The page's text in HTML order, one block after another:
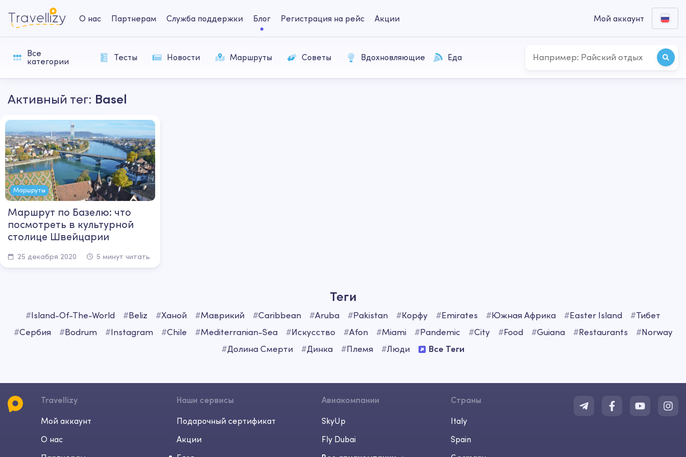
О нас Партнерам Служба поддержки Блог Регистрация на рейс Акции Мой аккаунт
Все
категории
Тесты Новости Маршруты Советы Вдохновляющие Еда
Активный тег: Basel
Маршруты
Маршрут по Базелю: что
посмотреть в культурной
столице Швейцарии
25 декабря 2020 5 минут читать
Теги
#Island-Of-The-World #Beliz #Ханой #Маврикий #Caribbean #Aruba #Pakistan #Корфу #Emirates #Южная Африка #Easter Island #Тибет
#Сербия #Bodrum #Instagram #Chile #Mediterranian-Sea #Искусство #Afon #Miami #Pandemic #City #Food #Guiana #Restaurants #Norway
#Долина Смерти #Динка #Племя #Люди Все Теги
Travellizy
Мой аккаунт
О нас
Наши сервисы
Подарочный сертификат
Акции
Авиакомпании
SkyUp
Fly Dubai
Страны
Italy
Spain